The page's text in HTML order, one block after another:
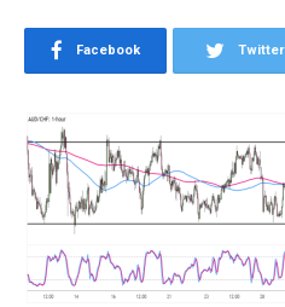
Facebook Twitter